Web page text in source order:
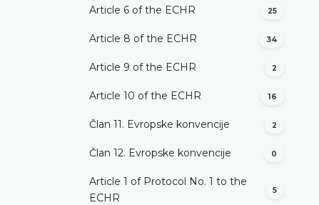
Article 6 of the ECHR 25
Article 8 of the ECHR 34
Article 9 of the ECHR 2
Article 10 of the ECHR 16
Član 11. Evropske konvencije 2
Član 12. Evropske konvencije 0
Article 1 of Protocol No. 1 to the
ECHR
5